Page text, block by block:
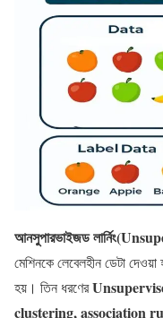
আনসুপারভাইজড
মেশিনকে লেবেলহীন ডেটা
হয়। তিন ধরণের
clustering, association